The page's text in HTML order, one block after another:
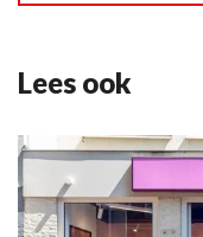
Lees ook